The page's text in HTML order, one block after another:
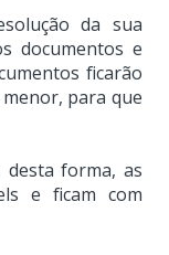
da sua
documentos e
ficarão
para que
forma, as
e ficam com